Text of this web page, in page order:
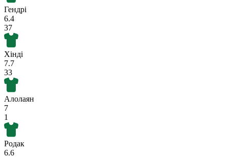
Гендрі
6.4
37
Хінді
7.7
33
Алолаян
7
1
Родак
6.6